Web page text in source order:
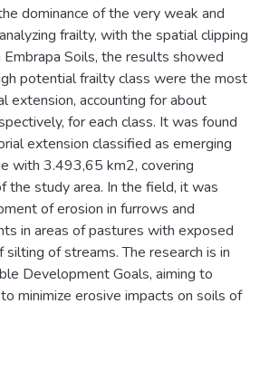
dominance of the very weak and
frailty, with the spatial clipping
Soils, the results showed
potential frailty class were the most
extension, accounting for about
for each class. It was found
extension classified as emerging
with 3.493,65 km2, covering
the study area. In the field, it was
of erosion in furrows and
in areas of pastures with exposed
silting of streams. The research is in
Development Goals, aiming to
minimize erosive impacts on soils of